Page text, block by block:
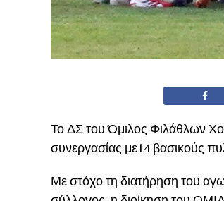
Το ΔΣ του Όμιλος Φιλάθλων
συνεργασίας με14 βασικούς
Με στόχο τη διατήρηση του